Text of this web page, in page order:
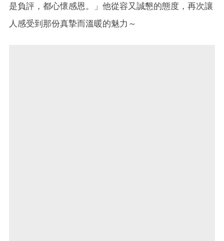
是負評，都心懷感恩。」他從容又誠懇的態度，再次讓
人感受到那份真摯而溫暖的魅力～